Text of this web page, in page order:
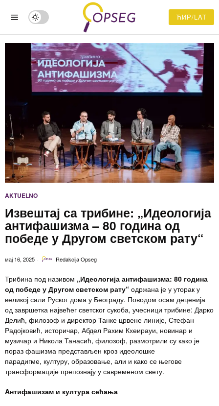
ЋИР/LAT
AKTUELNO
Извештај са трибине: „Идеологија
антифашизма – 80 година од
победе у Другом светском рату“
мај 16, 2025 Redakcija Opseg
Трибина под називом „Идеологија антифашизма: 80 година
од победе у Другом светском рату“ одржана је у уторак у
великој сали Руског дома у Београду. Поводом осам деценија
од завршетка највећег светског сукоба, учесници трибине: Дарко
Делић, филозоф и директор Танке црвене линије, Стефан
Радојковић, историчар, Абдел Рахим Кхеирауи, новинар и
музичар и Никола Танасић, филозоф, размотрили су како је
пораз фашизма представљен кроз идеолошке
парадигме, културу, образовање, али и како се његове
трансформације препознају у савременом свету.
Aнтифашизам и култура сећања